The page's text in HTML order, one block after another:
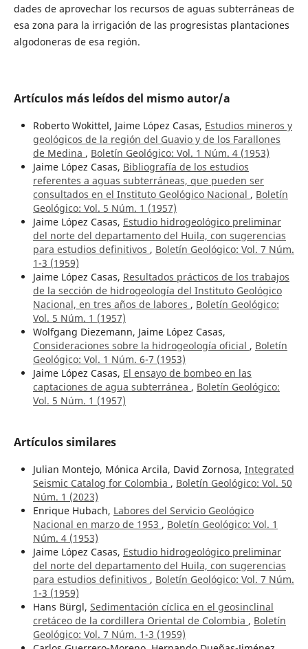
dades de aprovechar los recursos de aguas subterráneas de
esa zona para la irrigación de las progresistas plantaciones
algodoneras de esa región.
Artículos más leídos del mismo autor/a
Roberto Wokittel, Jaime López Casas, Estudios mineros y
geológicos de la región del Guavio y de los Farallones
de Medina , Boletín Geológico: Vol. 1 Núm. 4 (1953)
Jaime López Casas, Bibliografía de los estudios
referentes a aguas subterráneas, que pueden ser
consultados en el Instituto Geológico Nacional , Boletín
Geológico: Vol. 5 Núm. 1 (1957)
Jaime López Casas, Estudio hidrogeológico preliminar
del norte del departamento del Huila, con sugerencias
para estudios definitivos , Boletín Geológico: Vol. 7 Núm.
1-3 (1959)
Jaime López Casas, Resultados prácticos de los trabajos
de la sección de hidrogeología del Instituto Geológico
Nacional, en tres años de labores , Boletín Geológico:
Vol. 5 Núm. 1 (1957)
Wolfgang Diezemann, Jaime López Casas,
Consideraciones sobre la hidrogeología oficial , Boletín
Geológico: Vol. 1 Núm. 6-7 (1953)
Jaime López Casas, El ensayo de bombeo en las
captaciones de agua subterránea , Boletín Geológico:
Vol. 5 Núm. 1 (1957)
Artículos similares
Julian Montejo, Mónica Arcila, David Zornosa, Integrated
Seismic Catalog for Colombia , Boletín Geológico: Vol. 50
Núm. 1 (2023)
Enrique Hubach, Labores del Servicio Geológico
Nacional en marzo de 1953 , Boletín Geológico: Vol. 1
Núm. 4 (1953)
Jaime López Casas, Estudio hidrogeológico preliminar
del norte del departamento del Huila, con sugerencias
para estudios definitivos , Boletín Geológico: Vol. 7 Núm.
1-3 (1959)
Hans Bürgl, Sedimentación cíclica en el geosinclinal
cretáceo de la cordillera Oriental de Colombia , Boletín
Geológico: Vol. 7 Núm. 1-3 (1959)